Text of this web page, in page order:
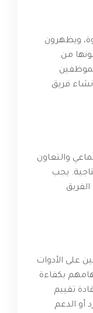
ويظهرون
من
فريق
والتعاون
يجب
على الأدوات
بكفاءة
تقييم
أو الدعم